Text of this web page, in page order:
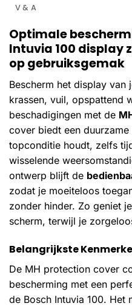
V & A
Optimale
Intuvia 100 display
op gebruiksgemak
Bescherm het display van
krassen, vuil, opspattend
beschadigingen met de
cover biedt een
topconditie houdt, zelfs
wisselende
ontwerp blijft de
zodat je moeiteloos
zonder hinder. Zo geniet
scherm, terwijl je
Belangrijkste
De MH protection cover
bescherming met een
de Bosch Intuvia 100. Het